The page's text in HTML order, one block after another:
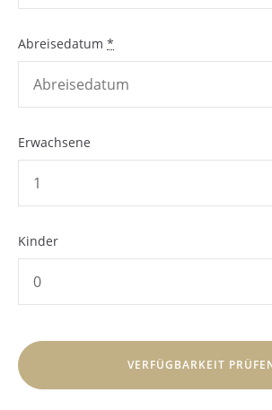
Abreisedatum *
Erwachsene
Kinder